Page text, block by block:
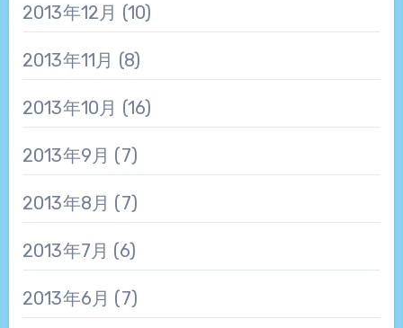
2013年12月 (10)
2013年11月 (8)
2013年10月 (16)
2013年9月 (7)
2013年8月 (7)
2013年7月 (6)
2013年6月 (7)